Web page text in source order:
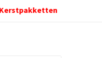
Kerstpakketten